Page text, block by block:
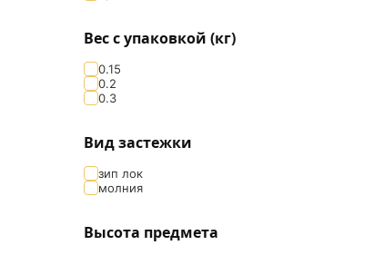
Вес с упаковкой (кг)
0.15
0.2
0.3
Вид застежки
зип лок
молния
Высота предмета